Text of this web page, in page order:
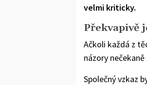
velmi kriticky.
Překvapivě
Ačkoli každá z
názory
Společný vzkaz